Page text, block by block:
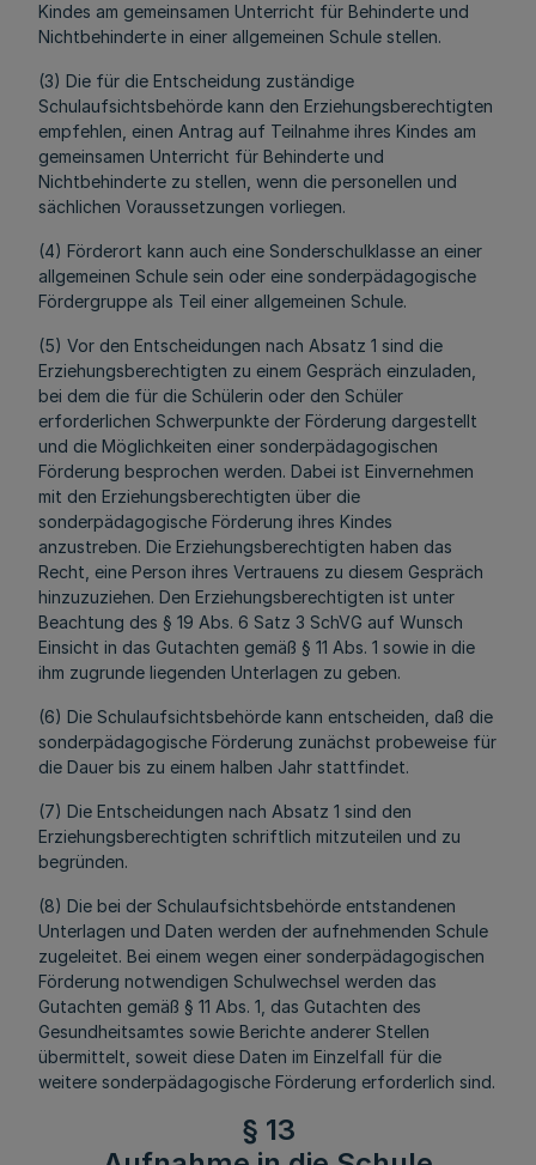
Kindes am gemeinsamen Unterricht für Behinderte und
Nichtbehinderte in einer allgemeinen Schule stellen.
(3) Die für die Entscheidung zuständige
Schulaufsichtsbehörde kann den Erziehungsberechtigten
empfehlen, einen Antrag auf Teilnahme ihres Kindes am
gemeinsamen Unterricht für Behinderte und
Nichtbehinderte zu stellen, wenn die personellen und
sächlichen Voraussetzungen vorliegen.
(4) Förderort kann auch eine Sonderschulklasse an einer
allgemeinen Schule sein oder eine sonderpädagogische
Fördergruppe als Teil einer allgemeinen Schule.
(5) Vor den Entscheidungen nach Absatz 1 sind die
Erziehungsberechtigten zu einem Gespräch einzuladen,
bei dem die für die Schülerin oder den Schüler
erforderlichen Schwerpunkte der Förderung dargestellt
und die Möglichkeiten einer sonderpädagogischen
Förderung besprochen werden. Dabei ist Einvernehmen
mit den Erziehungsberechtigten über die
sonderpädagogische Förderung ihres Kindes
anzustreben. Die Erziehungsberechtigten haben das
Recht, eine Person ihres Vertrauens zu diesem Gespräch
hinzuzuziehen. Den Erziehungsberechtigten ist unter
Beachtung des § 19 Abs. 6 Satz 3 SchVG auf Wunsch
Einsicht in das Gutachten gemäß § 11 Abs. 1 sowie in die
ihm zugrunde liegenden Unterlagen zu geben.
(6) Die Schulaufsichtsbehörde kann entscheiden, daß die
sonderpädagogische Förderung zunächst probeweise für
die Dauer bis zu einem halben Jahr stattfindet.
(7) Die Entscheidungen nach Absatz 1 sind den
Erziehungsberechtigten schriftlich mitzuteilen und zu
begründen.
(8) Die bei der Schulaufsichtsbehörde entstandenen
Unterlagen und Daten werden der aufnehmenden Schule
zugeleitet. Bei einem wegen einer sonderpädagogischen
Förderung notwendigen Schulwechsel werden das
Gutachten gemäß § 11 Abs. 1, das Gutachten des
Gesundheitsamtes sowie Berichte anderer Stellen
übermittelt, soweit diese Daten im Einzelfall für die
weitere sonderpädagogische Förderung erforderlich sind.
§ 13